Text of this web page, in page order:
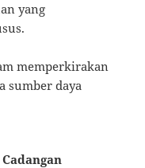
yang
memperkirakan
sumber daya